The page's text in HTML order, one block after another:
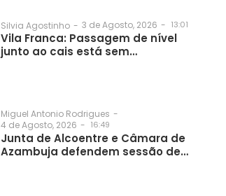
Silvia Agostinho - 3 de Agosto, 2026 - 13:01
Vila Franca: Passagem de nível
junto ao cais está sem…
Miguel Antonio Rodrigues -
4 de Agosto, 2026 - 16:49
Junta de Alcoentre e Câmara de
Azambuja defendem sessão de…